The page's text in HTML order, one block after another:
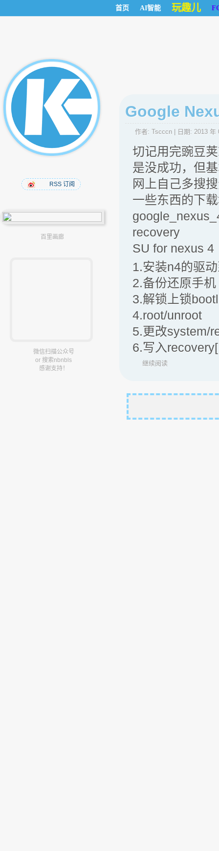
首页 AI智能 玩趣儿
RSS 订阅
百里画廊
微信扫描公众号
or 搜索nbnbls
感谢支持！
Google
作者: Tscccn | 日期: 2013 年
切记用完豌豆
是没成功，但
网上自己多搜
一些东西的下
recovery
SU for nexus 4
1.安装n4的驱
2.备份还原手机
3.解锁上锁
4.root/unroot
5.更改system/
6.写入
继续阅读